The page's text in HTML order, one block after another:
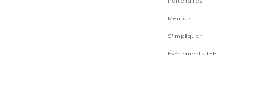
Mentors
S'impliquer
Événements TEF